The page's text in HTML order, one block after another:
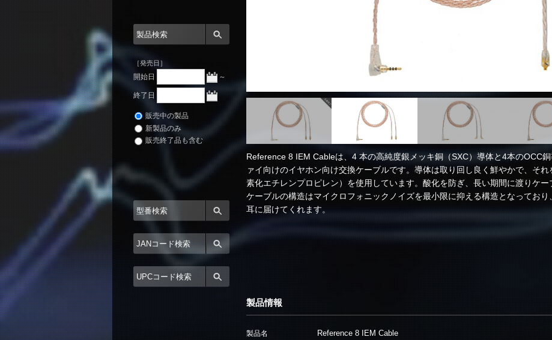
Reference 8 IEM Cableは、4 本の高純度銀メッキ銅（SXC）導体と4本のOCC
ァイ向けのイヤホン向け交換ケーブルです。導体は取り回し良く鮮やかで、そ
素化エチレンプロピレン）を使用しています。酸化を防ぎ、長い期間に渡りケ
ケーブルの構造はマイクロフォニックノイズを最小限に抑える構造となってお
耳に届けてくれます。
製品情報
製品名 Reference 8 IEM Cable
［発売日］
開始日 ～
終了日
販売中の製品
新製品のみ
販売終了品も含む